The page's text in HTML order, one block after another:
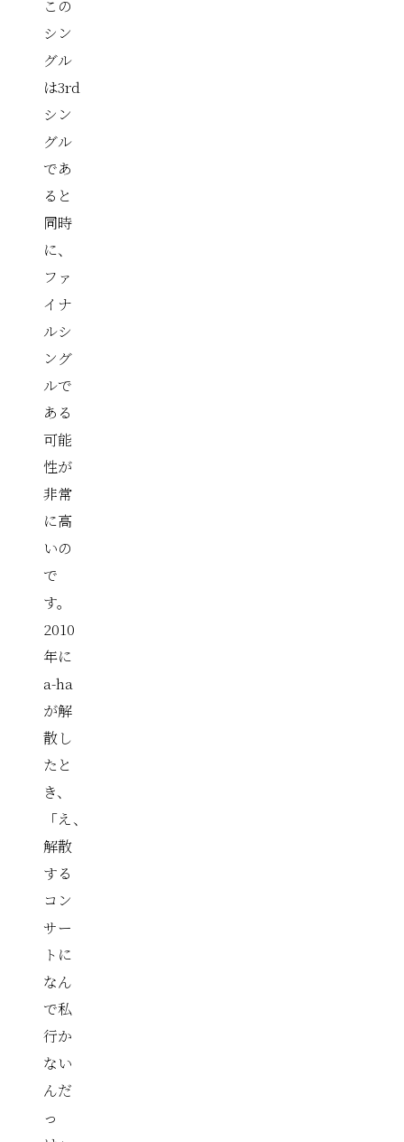
この
シン
グル
は3rd
シン
グル
であ
ると
同時
に、
ファ
イナ
ルシ
ング
ルで
ある
可能
性が
非常
に高
いの
で
す。
2010
年に
a-ha
が解
散し
たと
き、
「え、
解散
する
コン
サー
トに
なん
で私
行か
ない
んだ
っ